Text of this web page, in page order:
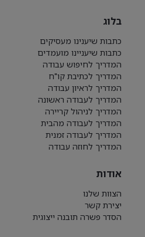
בלוג
כתבות שיענינו מעסיקים
כתבות שיעניינו מועמדים
המדריך לחיפוש עבודה
המדריך לכתיבת קו"ח
המדריך לראיון עבודה
המדריך לעבודה ראשונה
המדריך לניהול קריירה
המדריך לעבודה מהבית
המדריך לעבודה זמנית
המדריך לחוזה עבודה
אודות
הצוות שלנו
יצירת קשר
הסדר פשרה תובנה ייצוגית